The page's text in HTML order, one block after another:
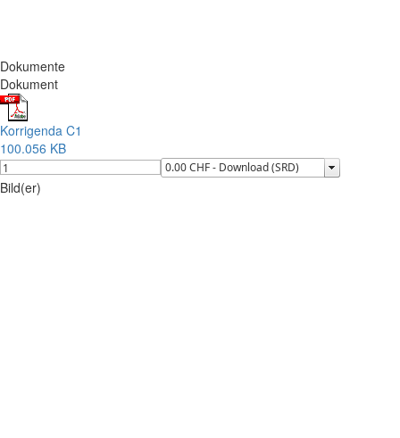
Dokumente
Dokument
Korrigenda C1
100.056 KB
Bild(er)